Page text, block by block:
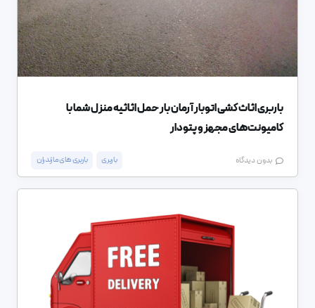
باربری اثاث کشی اتوبار آرمان بار حمل اثاثیه منزل شما با
کامیونت‌های مجهز و پتودار
بدون دیدگاه باربری باربری های مازندران